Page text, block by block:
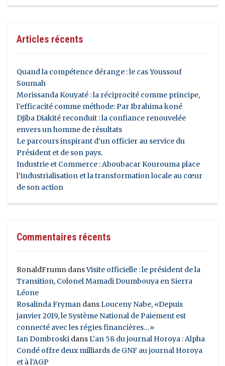
Articles récents
Quand la compétence dérange : le cas Youssouf
Soumah
Morissanda Kouyaté : la réciprocité comme principe,
l’efficacité comme méthode: Par Ibrahima koné
Djiba Diakité reconduit : la confiance renouvelée
envers un homme de résultats
Le parcours inspirant d’un officier au service du
Président et de son pays.
Industrie et Commerce : Aboubacar Kourouma place
l’industrialisation et la transformation locale au cœur
de son action
Commentaires récents
RonaldFrumn dansVisite officielle : le président de la
Transition, Colonel Mamadi Doumbouya en Sierra
Léone
Rosalinda Fryman dansLouceny Nabe, «Depuis
janvier 2019, le Système National de Paiement est
connecté avec les régies financières…»
Ian Dombroski dansL’an 58 du journal Horoya : Alpha
Condé offre deux milliards de GNF au journal Horoya
et à l’AGP